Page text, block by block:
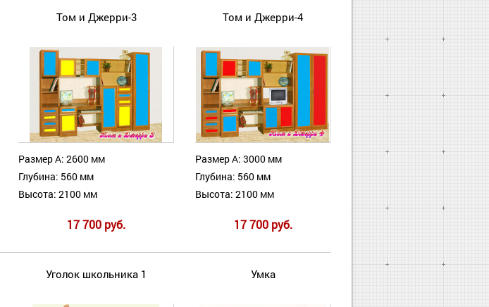
Том и Джерри-3
Размер А: 2600 мм
Глубина: 560 мм
Высота: 2100 мм
17 700 руб.
Том и Джерри-4
Размер А: 3000 мм
Глубина: 560 мм
Высота: 2100 мм
17 700 руб.
Уголок школьника 1 Умка